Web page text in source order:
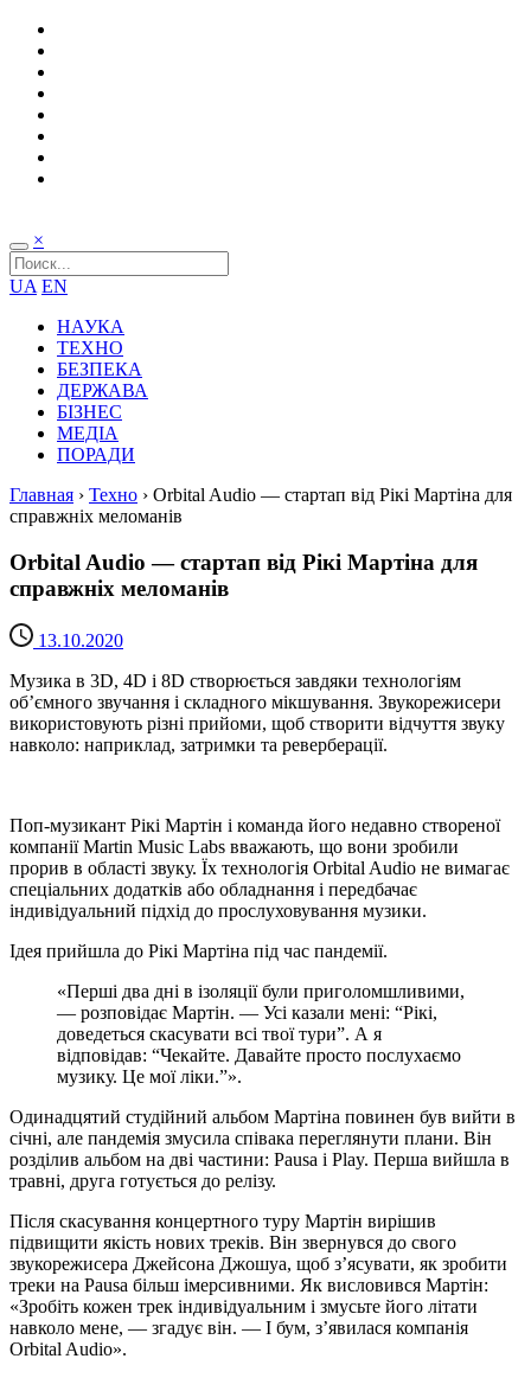
×
UA EN
НАУКА
ТЕХНО
БЕЗПЕКА
ДЕРЖАВА
БІЗНЕС
МЕДІА
ПОРАДИ
Главная › Техно › Orbital Audio — стартап від Рікі Мартіна для
справжніх меломанів
Orbital Audio — стартап від Рікі Мартіна для
справжніх меломанів
13.10.2020
Музика в 3D, 4D і 8D створюється завдяки технологіям
об’ємного звучання і складного мікшування. Звукорежисери
використовують різні прийоми, щоб створити відчуття звуку
навколо: наприклад, затримки та реверберації.
Поп-музикант Рікі Мартін і команда його недавно створеної
компанії Martin Music Labs вважають, що вони зробили
прорив в області звуку. Їх технологія Orbital Audio не вимагає
спеціальних додатків або обладнання і передбачає
індивідуальний підхід до прослуховування музики.
Ідея прийшла до Рікі Мартіна під час пандемії.
«Перші два дні в ізоляції були приголомшливими,
— розповідає Мартін. — Усі казали мені: “Рікі,
доведеться скасувати всі твої тури”. А я
відповідав: “Чекайте. Давайте просто послухаємо
музику. Це мої ліки.”».
Одинадцятий студійний альбом Мартіна повинен був вийти в
січні, але пандемія змусила співака переглянути плани. Він
розділив альбом на дві частини: Pausa і Play. Перша вийшла в
травні, друга готується до релізу.
Після скасування концертного туру Мартін вирішив
підвищити якість нових треків. Він звернувся до свого
звукорежисера Джейсона Джошуа, щоб з’ясувати, як зробити
треки на Pausa більш імерсивними. Як висловився Мартін:
«Зробіть кожен трек індивідуальним і змусьте його літати
навколо мене, — згадує він. — І бум, з’явилася компанія
Orbital Audio».